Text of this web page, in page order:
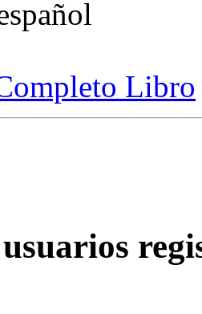
Libro